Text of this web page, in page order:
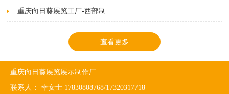
重庆向日葵展览工厂-西部制...
查看更多
重庆向日葵展览展示制作厂
联系人： 幸女士 17830808768/17320317718